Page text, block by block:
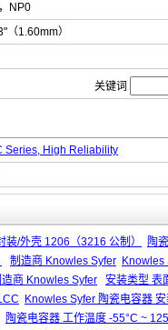
NP0
（1.60mm）
关键词
Series, High Reliability
装/外壳 1206（3216 公制）
陶
制造商 Knowles Syfer Knowles
商 Knowles Syfer
安装类型 表
Knowles Syfer 陶瓷电容器
陶瓷电容器 工作温度 -55°C ~